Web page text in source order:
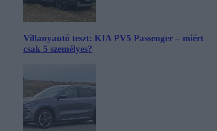
Villanyautó teszt: KIA PV5 Passenger – miért
csak 5 személyes?